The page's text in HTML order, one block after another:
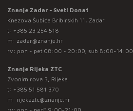
Znanje Zadar - Sveti Donat
Knezova Šubića Bribirskih 11, Zadar
t: +385 23 254 518
m: zadar@znanje.hr
rv: pon - pet 08:00 - 20:00; sub 8:00-14:00
Znanje Rijeka ZTC
Zvonimirova 3, Rijeka
t: +385 51 581 370
m: rijekaztc@znanje.hr